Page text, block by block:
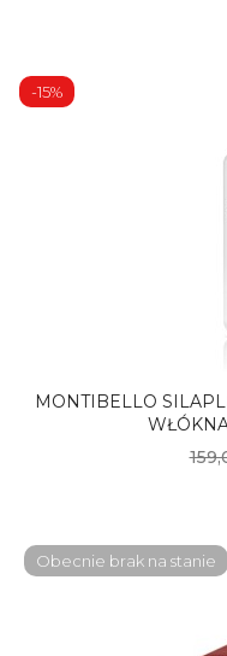
MONTIBELLO
-15%
Obecnie brak na stanie